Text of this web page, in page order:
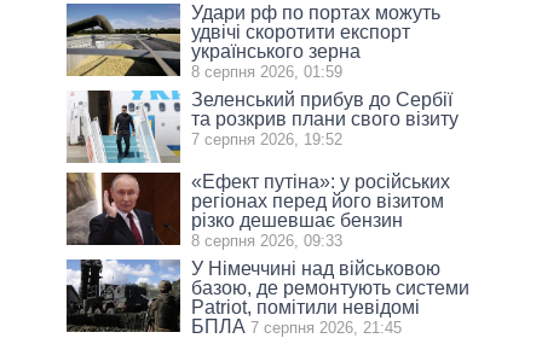
Удари рф по портах можуть
удвічі скоротити експорт
українського зерна
8 серпня 2026, 01:59
Зеленський прибув до Сербії
та розкрив плани свого візиту
7 серпня 2026, 19:52
«Ефект путіна»: у російських
регіонах перед його візитом
різко дешевшає бензин
8 серпня 2026, 09:33
У Німеччині над військовою
базою, де ремонтують системи
Patriot, помітили невідомі
БПЛА 7 серпня 2026, 21:45